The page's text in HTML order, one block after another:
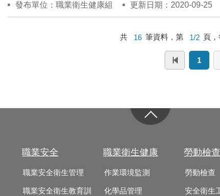
發布單位：職業衛生健康組 更新日期：2020-09-25
共 16 筆資料，第 1/2 頁
1
職業安全
職業安全衛生管理
職業安全衛生教育訓
職業衛生健康
作業環境監測
化學品管理
勞動檢查
勞動檢查
安全衛生